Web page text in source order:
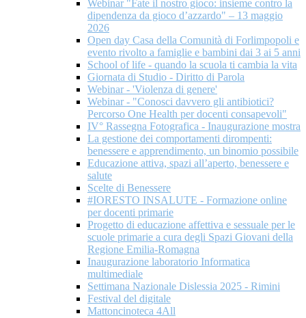
Webinar "Fate il nostro gioco: insieme contro la
dipendenza da gioco d’azzardo" – 13 maggio
2026
Open day Casa della Comunità di Forlimpopoli e
evento rivolto a famiglie e bambini dai 3 ai 5 anni
School of life - quando la scuola ti cambia la vita
Giornata di Studio - Diritto di Parola
Webinar - 'Violenza di genere'
Webinar - "Conosci davvero gli antibiotici?
Percorso One Health per docenti consapevoli"
IV° Rassegna Fotografica - Inaugurazione mostra
La gestione dei comportamenti dirompenti:
benessere e apprendimento, un binomio possibile
Educazione attiva, spazi all’aperto, benessere e
salute
Scelte di Benessere
#IORESTO INSALUTE - Formazione online
per docenti primarie
Progetto di educazione affettiva e sessuale per le
scuole primarie a cura degli Spazi Giovani della
Regione Emilia-Romagna
Inaugurazione laboratorio Informatica
multimediale
Settimana Nazionale Dislessia 2025 - Rimini
Festival del digitale
Mattoncinoteca 4All